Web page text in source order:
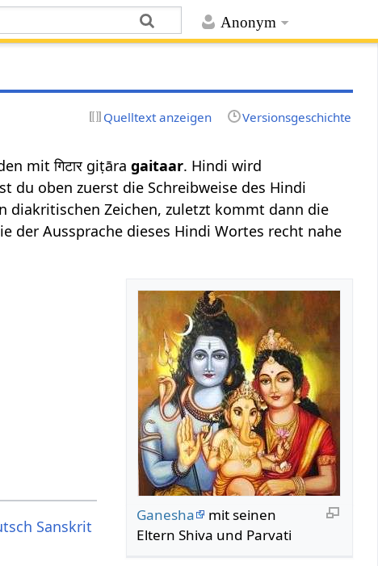
Anonym
Quelltext anzeigen Versionsgeschichte
mit गिटार giṭāragaitaar. Hindi wird
du oben zuerst die Schreibweise des Hindi
diakritischen Zeichen, zuletzt kommt dann die
der Aussprache dieses Hindi Wortes recht nahe
Ganesha
mit seinen
Eltern Shiva und Parvati
Sanskrit